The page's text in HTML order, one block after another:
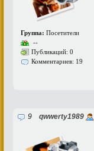
Группа: Посетители
--
Публикаций: 0
Комментариев: 19
9 qwwerty1989